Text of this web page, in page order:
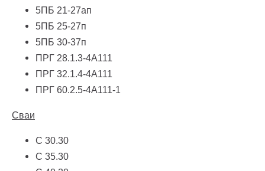
5ПБ 21-27ап
5ПБ 25-27п
5ПБ 30-37п
ПРГ 28.1.3-4А111
ПРГ 32.1.4-4А111
ПРГ 60.2.5-4А111-1
Сваи
С 30.30
С 35.30